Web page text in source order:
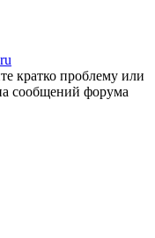
кратко проблему или
сообщений форума